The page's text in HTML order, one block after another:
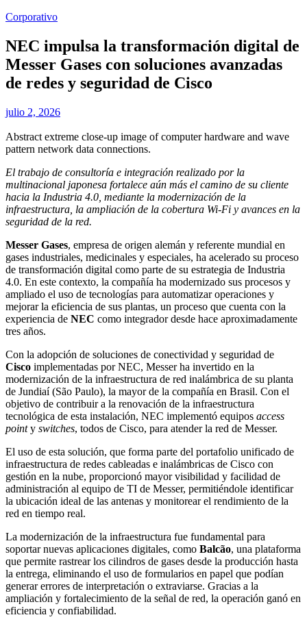
Corporativo
NEC impulsa la transformación digital de
Messer Gases con soluciones avanzadas
de redes y seguridad de Cisco
julio 2, 2026
Abstract extreme close-up image of computer hardware and wave
pattern network data connections.
El trabajo de consultoría e integración realizado por la
multinacional japonesa fortalece aún más el camino de su cliente
hacia la Industria 4.0, mediante la modernización de la
infraestructura, la ampliación de la cobertura Wi-Fi y avances en la
seguridad de la red.
Messer Gases, empresa de origen alemán y referente mundial en
gases industriales, medicinales y especiales, ha acelerado su proceso
de transformación digital como parte de su estrategia de Industria
4.0. En este contexto, la compañía ha modernizado sus procesos y
ampliado el uso de tecnologías para automatizar operaciones y
mejorar la eficiencia de sus plantas, un proceso que cuenta con la
experiencia de NEC como integrador desde hace aproximadamente
tres años.
Con la adopción de soluciones de conectividad y seguridad de
Cisco implementadas por NEC, Messer ha invertido en la
modernización de la infraestructura de red inalámbrica de su planta
de Jundiaí (São Paulo), la mayor de la compañía en Brasil. Con el
objetivo de contribuir a la renovación de la infraestructura
tecnológica de esta instalación, NEC implementó equipos access
pointy switches, todos de Cisco, para atender la red de Messer.
El uso de esta solución, que forma parte del portafolio unificado de
infraestructura de redes cableadas e inalámbricas de Cisco con
gestión en la nube, proporcionó mayor visibilidad y facilidad de
administración al equipo de TI de Messer, permitiéndole identificar
la ubicación ideal de las antenas y monitorear el rendimiento de la
red en tiempo real.
La modernización de la infraestructura fue fundamental para
soportar nuevas aplicaciones digitales, como Balcão, una plataforma
que permite rastrear los cilindros de gases desde la producción hasta
la entrega, eliminando el uso de formularios en papel que podían
generar errores de interpretación o extraviarse. Gracias a la
ampliación y fortalecimiento de la señal de red, la operación ganó en
eficiencia y confiabilidad.